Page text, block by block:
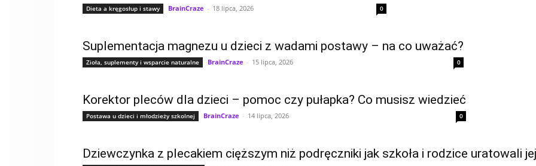
Dieta a kręgosłup i stawy BrainCraze - 18 lipca, 2026 0
Suplementacja magnezu u dzieci z wadami postawy – na co uważać?
Zioła, suplementy i wsparcie naturalne BrainCraze - 15 lipca, 2026 0
Korektor pleców dla dzieci – pomoc czy pułapka? Co musisz wiedzieć
Postawa u dzieci i młodzieży szkolnej BrainCraze - 14 lipca, 2026 0
Dziewczynka z plecakiem cięższym niż podręczniki jak szkoła i rodzice uratowali